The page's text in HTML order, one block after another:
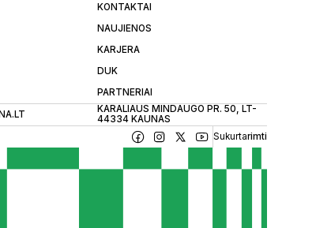
KONTAKTAI
NAUJIENOS
KARJERA
DUK
PARTNERIAI
KARALIAUS MINDAUGO PR. 50, LT-
44334 KAUNAS
Sukurtarimti